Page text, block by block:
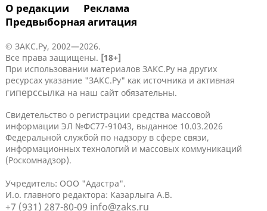
О редакции
Реклама
Предвыборная агитация
© ЗАКС.Ру, 2002—2026.
Все права защищены. [18+]
При использовании материалов ЗАКС.Ру на других
ресурсах указание "ЗАКС.Ру" как источника и активная
гиперссылка на наш сайт обязательны.
Свидетельство о регистрации средства массовой
информации ЭЛ №ФС77-91043, выданное 10.03.2026
Федеральной службой по надзору в сфере связи,
информационных технологий и массовых коммуникаций
(Роскомнадзор).
Учредитель: ООО "Адастра".
И.о. главного редактора: Казарлыга А.В.
+7 (931) 287-80-09 info@zaks.ru